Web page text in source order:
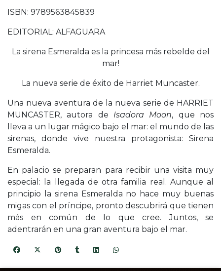
ISBN: 9789563845839
EDITORIAL: ALFAGUARA
La sirena Esmeralda es la princesa más rebelde del
mar!
La nueva serie de éxito de Harriet Muncaster.
Una nueva aventura de la nueva serie de HARRIET
MUNCASTER, autora de Isadora Moon, que nos
lleva a un lugar mágico bajo el mar: el mundo de las
sirenas, donde vive nuestra protagonista: Sirena
Esmeralda.
En palacio se preparan para recibir una visita muy
especial: la llegada de otra familia real. Aunque al
principio la sirena Esmeralda no hace muy buenas
migas con el príncipe, pronto descubrirá que tienen
más en común de lo que cree. Juntos, se
adentrarán en una gran aventura bajo el mar.